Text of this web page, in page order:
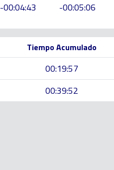
-00:04:43 -00:05:06
Tiempo Acumulado
00:19:57
00:39:52